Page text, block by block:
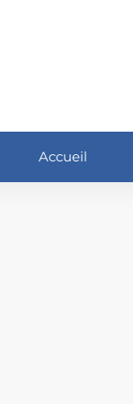
Accueil